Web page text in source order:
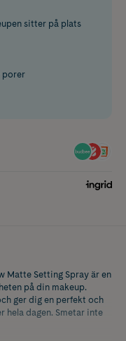
sitter på plats
porer
Matte Setting Spray är en
på din makeup.
ger dig en perfekt och
hela dagen. Smetar inte